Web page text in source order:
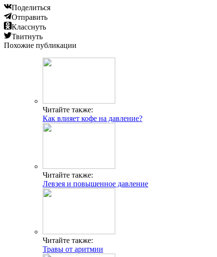
Поделиться
Отправить
Класснуть
Твитнуть
Похожие публикации
Читайте также:
Как влияет кофе на давление?
Читайте также:
Левзея и повышенное давление
Читайте также:
Травы от аритмии